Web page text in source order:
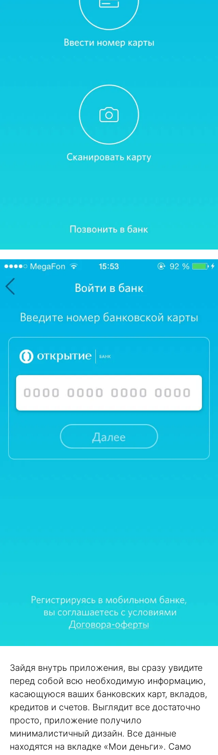
Зайдя внутрь приложения, вы сразу увидите
перед собой всю необходимую информацию,
касающуюся ваших банковских карт, вкладов,
кредитов и счетов. Выглядит все достаточно
просто, приложение получило
минималистичный дизайн. Все данные
находятся на вкладке «Мои деньги». Само